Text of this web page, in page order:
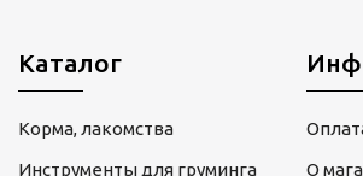
Каталог
Корма, лакомства
Инструменты для груминга
О